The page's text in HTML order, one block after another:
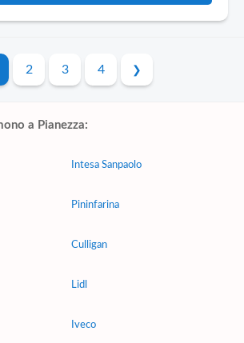
2 3 4
a Pianezza:
Intesa Sanpaolo
Pininfarina
Culligan
Lidl
Iveco